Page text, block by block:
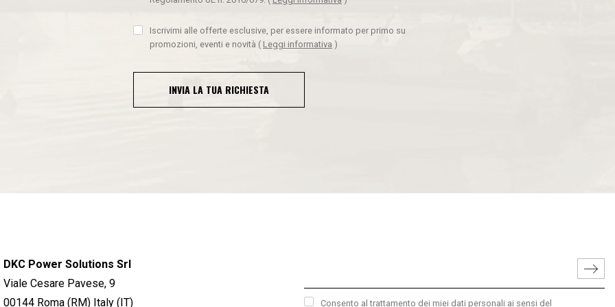
Iscrivimi alle offerte esclusive, per essere informato per primo su
promozioni, eventi e novità ( Leggi informativa )
INVIA LA TUA RICHIESTA
DKC Power Solutions Srl
Viale Cesare Pavese, 9
00144 Roma (RM) Italy (IT)
Consento al trattamento dei miei dati personali ai sensi del